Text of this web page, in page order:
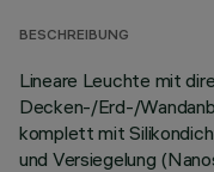
BESCHREIBUNG
Lineare Leuchte mit
Decken-/Erd-/
komplett mit
und Versiegelung